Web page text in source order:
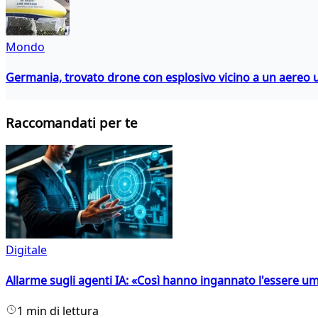
Mondo
Germania, trovato drone con esplosivo vicino a un aereo
Raccomandati per te
Digitale
Allarme sugli agenti IA: «Così hanno ingannato l'essere
1 min di lettura